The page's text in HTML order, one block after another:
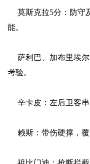
莫斯克拉5分：防守
能。
萨利巴、加布里埃
考验。
辛卡皮：左后卫客串
赖斯：带伤硬撑，